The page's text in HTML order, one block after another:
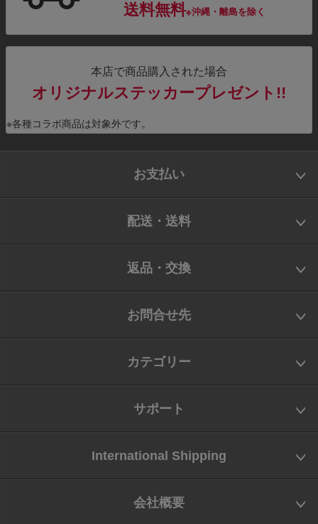
送料無料※沖縄・離島を除く
本店で商品購入された場合
オリジナルステッカープレゼント!!
※各種コラボ商品は対象外です。
お支払い
配送・送料
返品・交換
お問合せ先
カテゴリー
サポート
International Shipping
会社概要